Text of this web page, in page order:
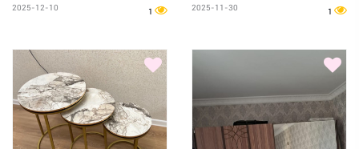
2025-12-10 1 2025-11-30 1